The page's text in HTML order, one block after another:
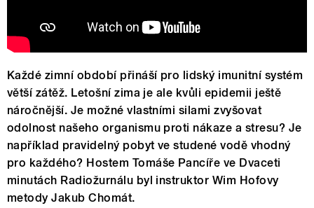
Každé zimní období přináší pro lidský imunitní systém
větší zátěž. Letošní zima je ale kvůli epidemii ještě
náročnější. Je možné vlastními silami zvyšovat
odolnost našeho organismu proti nákaze a stresu? Je
například pravidelný pobyt ve studené vodě vhodný
pro každého? Hostem Tomáše Pancíře ve Dvaceti
minutách Radiožurnálu byl instruktor Wim Hofovy
metody Jakub Chomát.